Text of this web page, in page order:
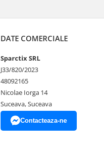
DATE COMERCIALE
Sparctix SRL
J33/820/2023
48092165
Nicolae Iorga 14
Suceava, Suceava
Contacteaza-ne